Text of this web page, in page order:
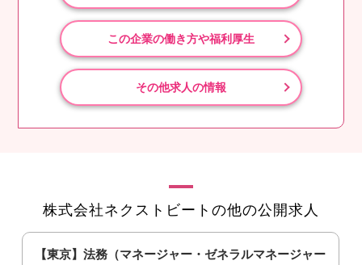
この企業の働き方や福利厚生
その他求人の情報
株式会社ネクストビートの他の公開求人
【東京】法務（マネージャー・ゼネラルマネージャー